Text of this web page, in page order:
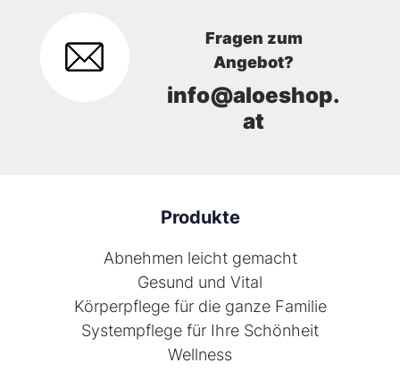
Fragen zum
Angebot?
info@aloeshop.
at
Produkte
Abnehmen leicht gemacht
Gesund und Vital
Körperpflege für die ganze Familie
Systempflege für Ihre Schönheit
Wellness